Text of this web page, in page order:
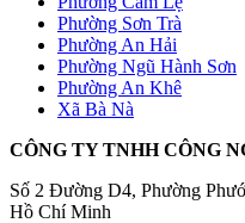
Phường Sơn Trà
Phường An Hải
Phường Ngũ Hành Sơn
Phường An Khê
Xã Bà Nà
CÔNG TY TNHH CÔNG
Số 2 Đường D4, Phường
Hồ Chí Minh